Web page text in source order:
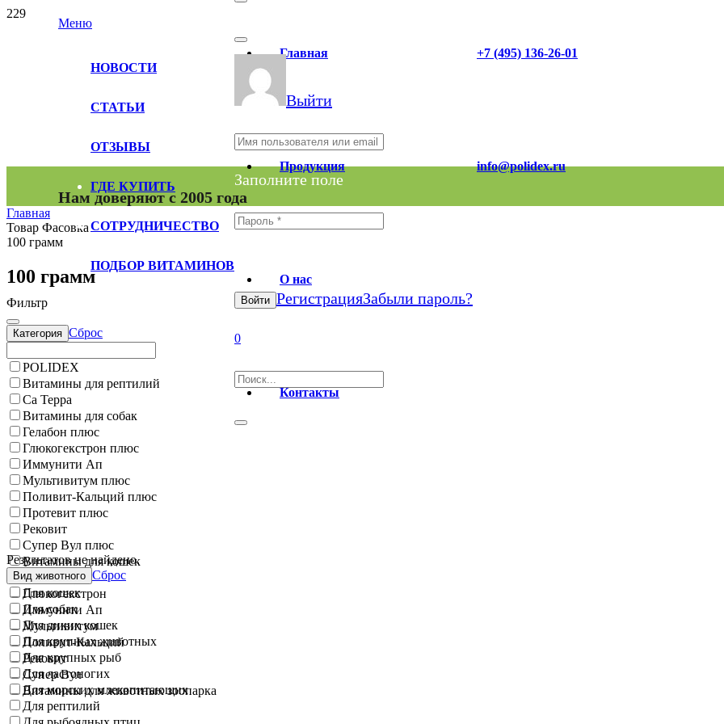
Меню
Нам доверяют с 2005 года
Главная
Продукция
О нас
Контакты
+7 (495) 136-26-01
info@polidex.ru
НОВОСТИ
СТАТЬИ
ОТЗЫВЫ
ГДЕ КУПИТЬ
СОТРУДНИЧЕСТВО
ПОДБОР ВИТАМИНОВ
Выйти
Заполните поле
Войти РегистрацияЗабыли пароль?
0
Главная
Товар Фасовка
100 грамм
100 грамм
Фильтр
Категория Сброс
POLIDEX
Витамины для рептилий
Са Терра
Витамины для собак
Гелабон плюс
Глюкогекстрон плюс
Иммунити Ап
Мультивитум плюс
Поливит-Кальций плюс
Протевит плюс
Рековит
Супер Вул плюс
Витамины для кошек
Гелабон
Глюкогекстрон
Иммунити Ап
Мультивитум
Поливит-Кальций
Рековит
Супер Вул
Витамины для животных зоопарка
Результатов не найдено.
Вид животного Сброс
Для кошек
Для собак
Для диких кошек
Для крупных животных
Для крупных рыб
Для ластоногих
Для морских млекопитающих
Для рептилий